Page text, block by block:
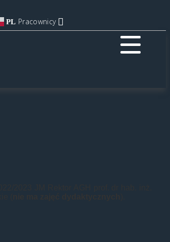
PL Pracownicy
2023 JM Rektor AGH prof. dr hab. inż.